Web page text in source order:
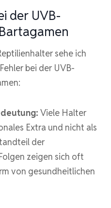
der UVB-
sehe ich
bei der UVB-
Viele Halter
Extra und nicht als
der
zeigen sich oft
von gesundheitlichen